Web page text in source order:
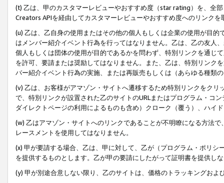
(t) 乙は、甲のカスタマーレビューやおすすめ度（star rating）を、全
Creators APIを経由してカスタマーレビューやおすすめ度へのリンクを
(u) 乙は、乙自身の使用またはその他の個人もしくは企業の使用が目
はメンバー紹介イベント行為を行ってはなりません。乙は、乙の友人
個人もしくは団体の使用が目的であるかを問わず、特別リンクを通じ
を許可、要請または奨励してはなりません。また、乙は、特別リンク
バー紹介イベント行為の実施、または再販売もしくは（あらゆる種類
(v) 乙は、お客様がアマゾン・サイトへ遷移するため特別リンクをク
で、特別リンクが設置された乙のサイトのURLまたはプログラム・コ
ダイレクトページの利用によるものも含め）クローク（覆う）、ハイ
(w) 乙はアマゾン・サイトへのリンクであることが不明瞭になる方法
レースメントを使用してはなりません。
(x) 甲が要請する場合、乙は、甲に対して、乙が（プログラム・ポリ
を提供するものとします。乙が甲の要請にしたがって証明書を提供し
(y) 甲が別途合意しない限り、乙のサイトは、価格のトラッキングお